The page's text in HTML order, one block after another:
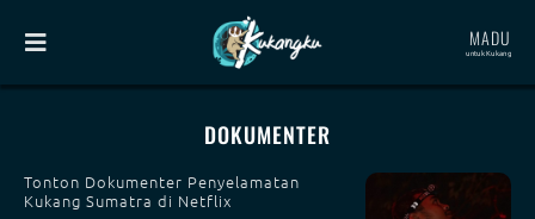
MADU
untuk Kukang
DOKUMENTER
Tonton Dokumenter Penyelamatan
Kukang Sumatra di Netflix